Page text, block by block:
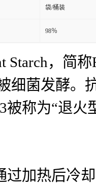
袋/桶装
98％
Starch，简
细菌发酵。
被称为“退
过加热后冷